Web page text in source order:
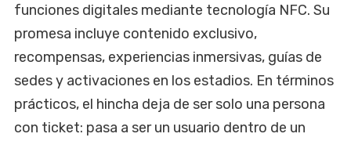
funciones digitales mediante tecnología NFC. Su
promesa incluye contenido exclusivo,
recompensas, experiencias inmersivas, guías de
sedes y activaciones en los estadios. En términos
prácticos, el hincha deja de ser solo una persona
con ticket: pasa a ser un usuario dentro de un